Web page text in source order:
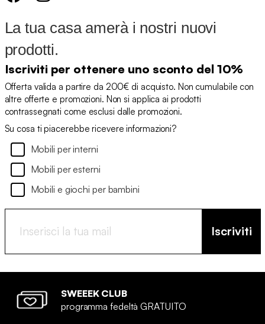
La tua casa amerà i nostri nuovi
prodotti.
Iscriviti per ottenere uno sconto del 10%
Offerta valida a partire da 200€ di acquisto. Non cumulabile con
altre offerte e promozioni. Non si applica ai prodotti
contrassegnati come esclusi dalle promozioni.
Su cosa ti piacerebbe ricevere informazioni?
Mobili per interni
Mobili per esterni
Mobili e giochi per bambini
Iscriviti
SWEEEK CLUB
programma fedeltà GRATUITO